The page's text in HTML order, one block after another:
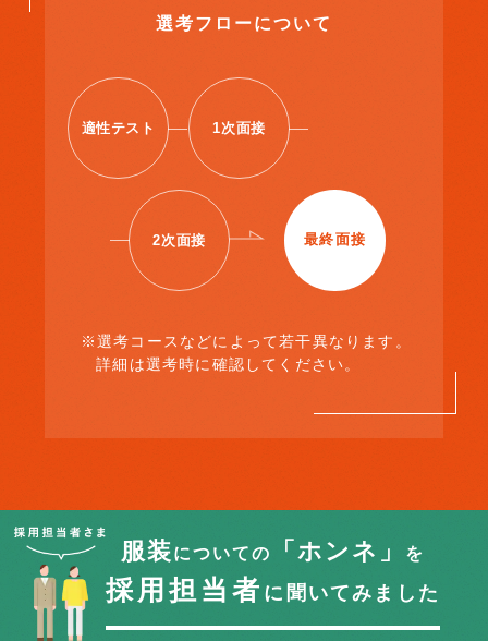
選考フローについて
適性テスト 1次面接
2次面接 最終面接
※選考コースなどによって若干異なります。
詳細は選考時に確認してください。
服装についての 「ホンネ」 を
採用担当者 に聞いてみました